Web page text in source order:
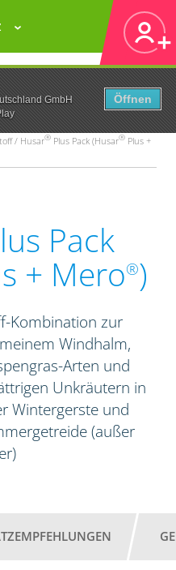
GmbH
Öffnen
/ Husar® Plus Pack (Husar® Plus +
Pack
+ Mero®)
Kombination zur
Windhalm,
Arten und
Unkräutern in
Wintergerste und
(außer